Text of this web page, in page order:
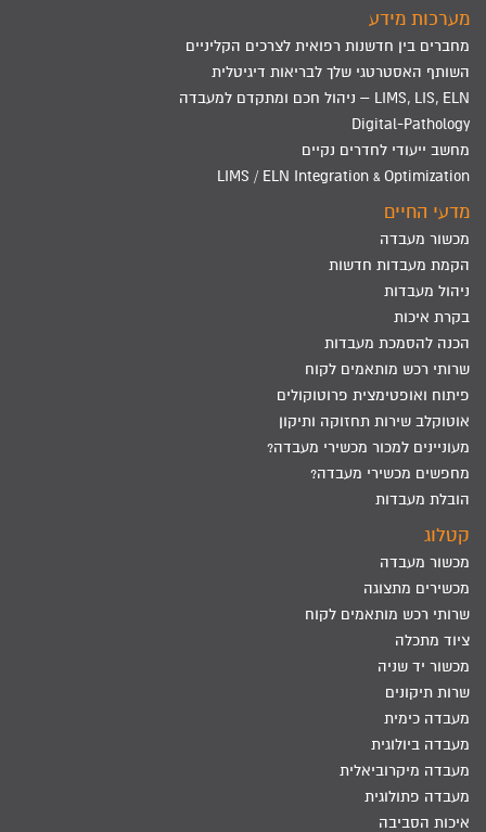
מערכות מידע
מחברים בין חדשנות רפואית לצרכים הקליניים
השותף האסטרטגי שלך לבריאות דיגיטלית
LIMS, LIS, ELN – ניהול חכם ומתקדם למעבדה
Digital-Pathology
מחשב ייעודי לחדרים נקיים
LIMS / ELN Integration & Optimization
מדעי החיים
מכשור מעבדה
הקמת מעבדות חדשות
ניהול מעבדות
בקרת איכות
הכנה להסמכת מעבדות
שרותי רכש מותאמים לקוח
פיתוח ואופטימצית פרוטוקולים
אוטוקלב שירות תחזוקה ותיקון
מעוניינים למכור מכשירי מעבדה?
מחפשים מכשירי מעבדה?
הובלת מעבדות
קטלוג
מכשור מעבדה
מכשירים מתצוגה
שרותי רכש מותאמים לקוח
ציוד מתכלה
מכשור יד שניה
שרות תיקונים
מעבדה כימית
מעבדה ביולוגית
מעבדה מיקרוביאלית
מעבדה פתולוגית
איכות הסביבה